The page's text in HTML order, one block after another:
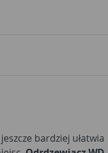
bardziej ułatwia